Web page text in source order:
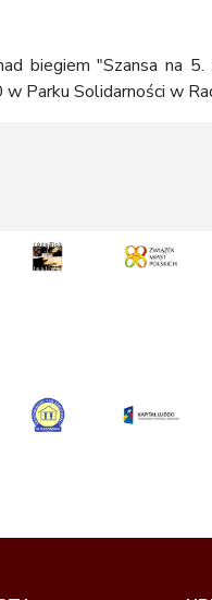
biegiem "Szansa na
Parku Solidarności w